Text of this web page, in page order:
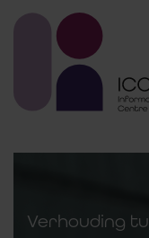
Verhouding